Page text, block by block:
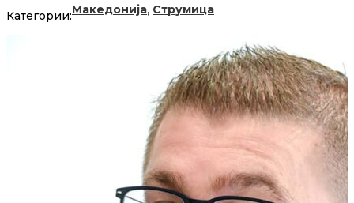
Категории:Македонија, Струмица